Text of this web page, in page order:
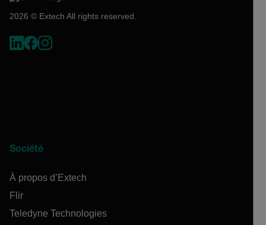
2026 © Extech All rights reserved.
Société
À propos d’Extech
Flir
Teledyne Technologies